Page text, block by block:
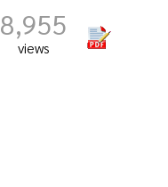
8,955
views